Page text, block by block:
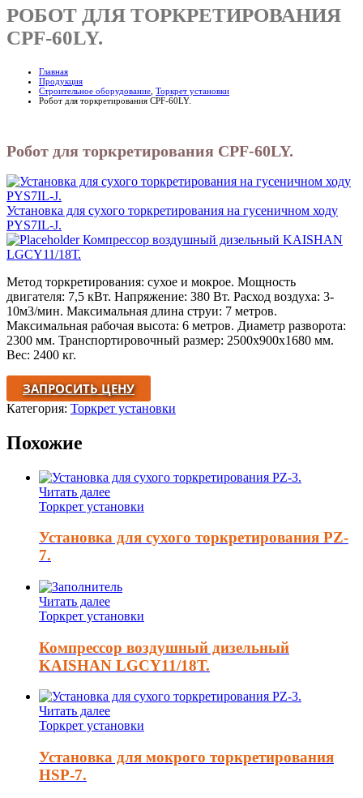
РОБОТ ДЛЯ ТОРКРЕТИРОВАНИЯ
CPF-60LY.
Главная
Продукция
Строительное оборудование Торкрет установки
Робот для торкретирования CPF-60LY.
Робот для торкретирования CPF-60LY.
Установка для сухого торкретирования на гусеничном ходу
PYS7IL-J.
Компрессор воздушный дизельный KAISHAN
LGCY11/18Т.
Метод торкретирования: сухое и мокрое. Мощность
двигателя: 7,5 кВт. Напряжение: 380 Вт. Расход воздуха: 3-
10м3/мин. Максимальная длина струи: 7 метров.
Максимальная рабочая высота: 6 метров. Диаметр разворота:
2300 мм. Транспортировочный размер: 2500х900х1680 мм.
Вес: 2400 кг.
ЗАПРОСИТЬ ЦЕНУ
Категория: Торкрет установки
Похожие
Читать далее
Торкрет установки
Установка для сухого торкретирования PZ-
7.
Читать далее
Торкрет установки
Компрессор воздушный дизельный
KAISHAN LGCY11/18Т.
Читать далее
Торкрет установки
Установка для мокрого торкретирования
HSP-7.